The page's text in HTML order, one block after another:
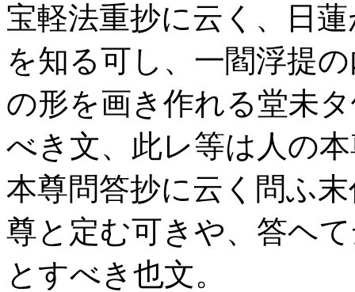
宝軽法重抄に云く、日
を知る可し、一閻浮提
の形を画き作れる堂未
べき文、此レ等は人の
本尊問答抄に云く問ふ
尊と定む可きや、答ヘ
とすべき也文。